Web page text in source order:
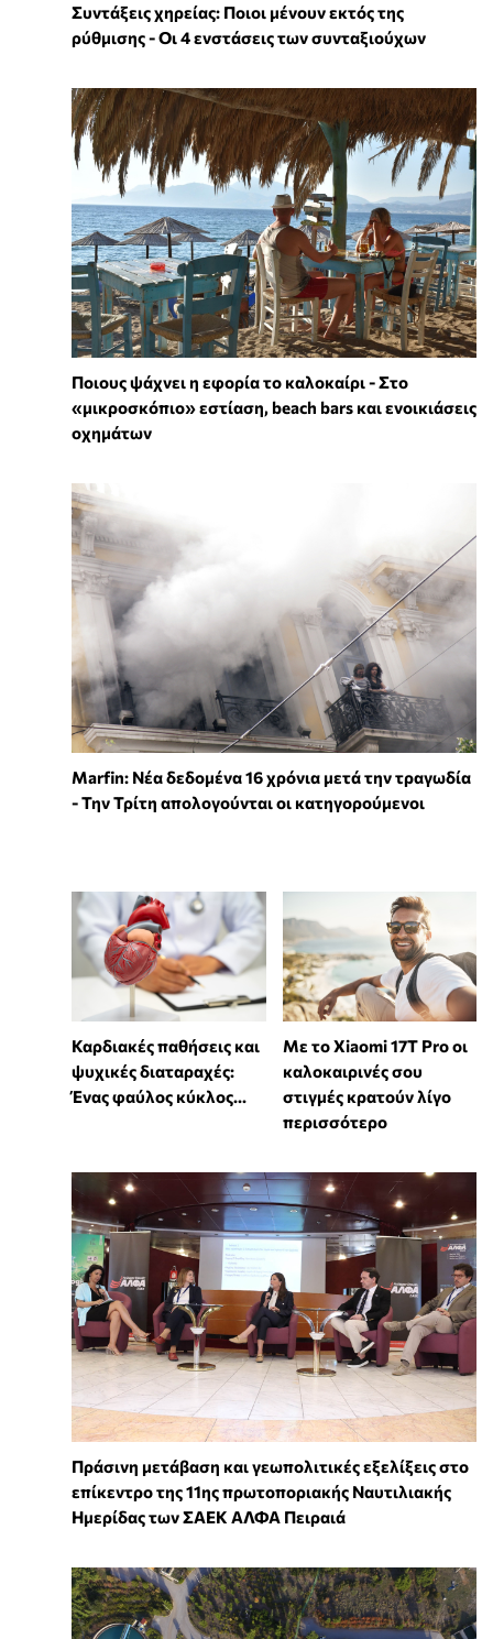
Συντάξεις χηρείας: Ποιοι μένουν εκτός της
ρύθμισης - Οι 4 ενστάσεις των συνταξιούχων
Ποιους ψάχνει η εφορία το καλοκαίρι - Στο
«μικροσκόπιο» εστίαση, beach bars και ενοικιάσεις
οχημάτων
Marfin: Νέα δεδομένα 16 χρόνια μετά την τραγωδία
- Την Τρίτη απολογούνται οι κατηγορούμενοι
Καρδιακές παθήσεις και
ψυχικές διαταραχές:
Ένας φαύλος κύκλος...
Με το Xiaomi 17T Pro οι
καλοκαιρινές σου
στιγμές κρατούν λίγο
περισσότερο
Πράσινη μετάβαση και γεωπολιτικές εξελίξεις στο
επίκεντρο της 11ης πρωτοποριακής Ναυτιλιακής
Ημερίδας των ΣΑΕΚ ΑΛΦΑ Πειραιά